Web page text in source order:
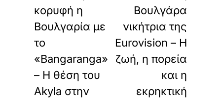
κορυφή η
Βουλγαρία με
το
«Bangaranga»
– Η θέση του
Akyla στην
Βουλγάρα
νικήτρια της
Eurovision – Η
ζωή, η πορεία
και η
εκρηκτική